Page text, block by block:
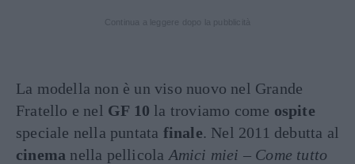
La modella non è un viso nuovo nel Grande
Fratello e nel GF 10 la troviamo come ospite
speciale nella puntata finale. Nel 2011 debutta al
cinema nella pellicola Amici miei – Come tutto